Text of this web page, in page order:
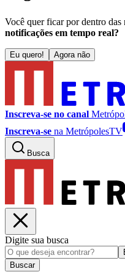
Você quer ficar por dentro das
notificações em tempo real?
Eu quero! Agora não
Inscreva-se no canal
Inscreva-se na MetrópolesTV
Busca
Digite sua busca
Buscar